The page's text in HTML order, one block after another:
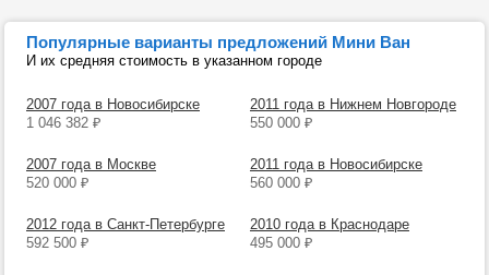
Популярные варианты предложений Мини Ван
И их средняя стоимость в указанном городе
2007 года в Новосибирске
1 046 382 ₽
2011 года в Нижнем Новгороде
550 000 ₽
2007 года в Москве
520 000 ₽
2011 года в Новосибирске
560 000 ₽
2012 года в Санкт-Петербурге
592 500 ₽
2010 года в Краснодаре
495 000 ₽